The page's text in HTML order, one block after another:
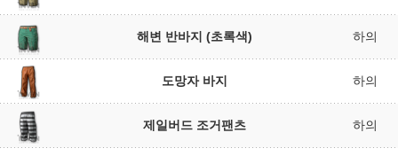
해변 반바지 (초록색) 하의
도망자 바지 하의
제일버드 조거팬츠 하의